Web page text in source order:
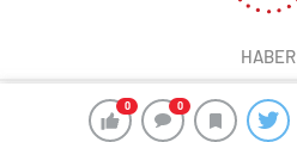
0 0
HABER